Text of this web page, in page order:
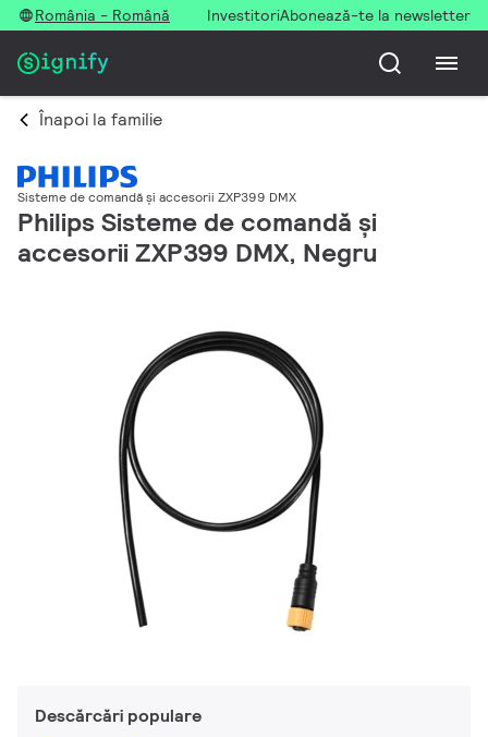
România - Română InvestitoriAbonează-te la newsletter
Înapoi la familie
Sisteme de comandă și accesorii ZXP399 DMX
Philips Sisteme de comandă și
accesorii ZXP399 DMX, Negru
Descărcări populare